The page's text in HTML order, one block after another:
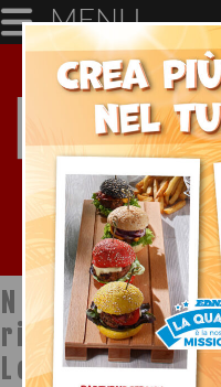
MENU
Notizie dal
ristorazione
Lombardia